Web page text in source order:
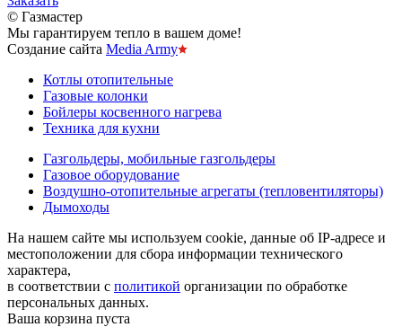
© Газмастер
Мы гарантируем тепло в вашем доме!
Создание сайта Media Army
Котлы отопительные
Газовые колонки
Бойлеры косвенного нагрева
Техника для кухни
Газгольдеры, мобильные газгольдеры
Газовое оборудование
Воздушно-отопительные агрегаты (тепловентиляторы)
Дымоходы
На нашем сайте мы используем cookie, данные об IP-адресе и
местоположении для сбора информации технического
характера,
в соответствии с политикой организации по обработке
персональных данных.
Ваша корзина пуста